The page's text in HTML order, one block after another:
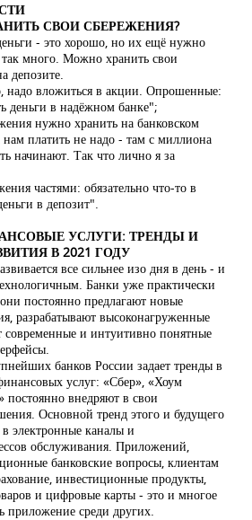
СВОИ СБЕРЕЖЕНИЯ?
- это хорошо, но их ещё нужно
так много. Можно хранить свои
депозите.
надо вложиться в акции. Опрошенные:
деньги в надёжном банке";
нужно хранить на банковском
нам платить не надо - там с миллиона
начинают. Так что лично я за
частями: обязательно что-то в
в депозит".
УСЛУГИ: ТРЕНДЫ И
В 2021 ГОДУ
все сильнее изо дня в день - и
Банки уже практически
постоянно предлагают новые
разрабатывают высоконагруженные
и интуитивно понятные
банков России задает тренды в
услуг: «Сбер», «Хоум
внедряют в свои
Основной тренд этого и будущего
электронные каналы и
обслуживания. Приложений,
банковские вопросы, клиентам
инвестиционные продукты,
и цифровые карты - это и многое
приложение среди других.